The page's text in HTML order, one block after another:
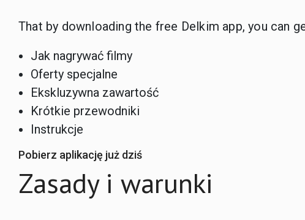
That by downloading the free Delkim app, you can
Jak nagrywać filmy
Oferty specjalne
Ekskluzywna zawartość
Krótkie przewodniki
Instrukcje
Pobierz aplikację już dziś
Zasady i warunki